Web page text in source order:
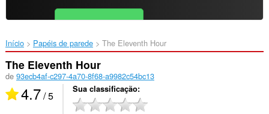
Baixar o Opera Free for Android
Início Papéis de parede The Eleventh Hour‎
The Eleventh Hour
de 93ecb4af-c297-4a70-8f68-a9982c54bc13
4.7/ 5 Sua classificação